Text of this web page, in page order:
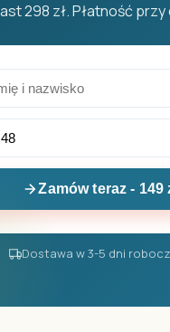
298 zł. Płatność
Zamów teraz - 149
Dostawa w 3-5 dni